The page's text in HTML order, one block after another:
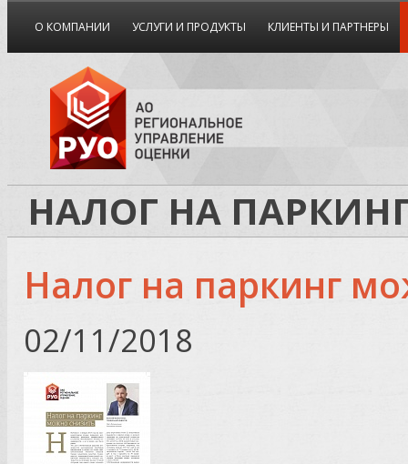
О КОМПАНИИ УСЛУГИ И ПРОДУКТЫ КЛИЕНТЫ И ПАРТНЕРЫ
НАЛОГ НА
Налог на паркинг
02/11/2018